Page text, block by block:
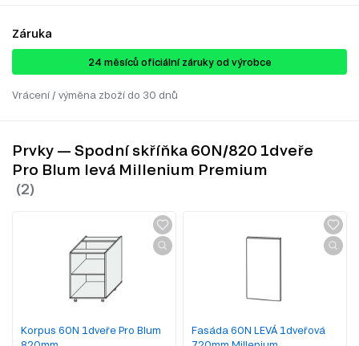
Záruka
24 ​​​​měsíců oficiální záruky od výrobce
Vrácení / výměna zboží do 30 dnů
Prvky — Spodní skříňka 60N/820 1dveře
Pro Blum levá Millenium Premium
Korpus 60N 1dveře Pro Blum
Fasáda 60N LEVÁ 1dveřová